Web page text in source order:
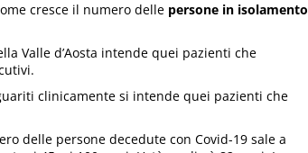
cresce il numero delle persone in isolamento
Valle d’Aosta intende quei pazienti che
clinicamente si intende quei pazienti che
delle persone decedute con Covid-19 sale a